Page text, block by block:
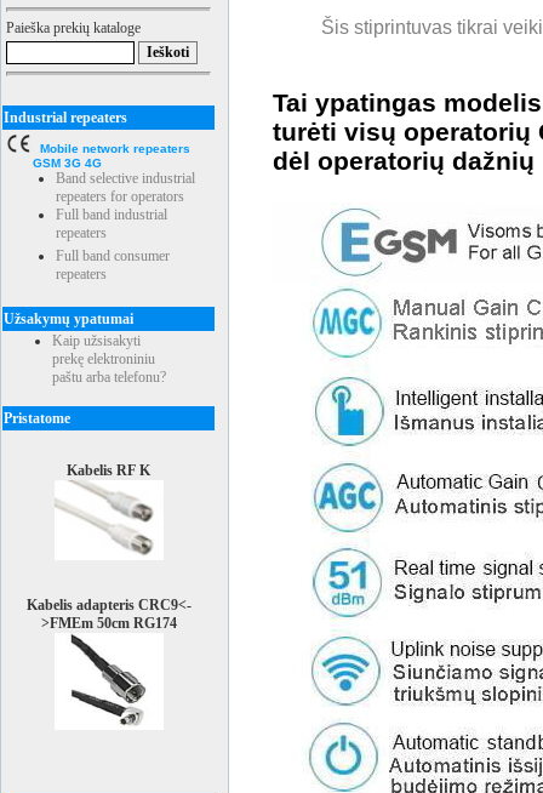
Paieška prekių kataloge
Industrial repeaters
Mobile network repeaters
GSM 3G 4G
Band selective industrial
repeaters for operators
Full band industrial
repeaters
Full band consumer
repeaters
Užsakymų ypatumai
Kaip užsisakyti
prekę elektroniniu
paštu arba telefonu?
Pristatome
Kabelis RF K
Kabelis adapteris CRC9<-
>FMEm 50cm RG174
Šis stiprintuvas tikrai
Tai ypatingas
turėti visų operatorių
dėl operatorių